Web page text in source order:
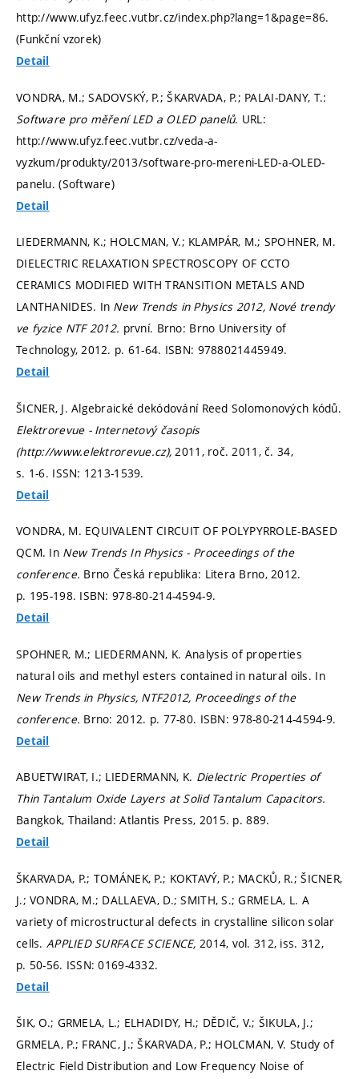
http://www.ufyz.feec.vutbr.cz/index.php?lang=1&page=86.
(Funkční vzorek)
Detail
VONDRA, M.; SADOVSKÝ, P.; ŠKARVADA, P.; PALAI-DANY, T.:
Software pro měření LED a OLED panelů. URL:
http://www.ufyz.feec.vutbr.cz/veda-a-
vyzkum/produkty/2013/software-pro-mereni-LED-a-OLED-
panelu. (Software)
Detail
LIEDERMANN, K.; HOLCMAN, V.; KLAMPÁR, M.; SPOHNER, M.
DIELECTRIC RELAXATION SPECTROSCOPY OF CCTO
CERAMICS MODIFIED WITH TRANSITION METALS AND
LANTHANIDES. In New Trends in Physics 2012, Nové trendy
ve fyzice NTF 2012. první. Brno: Brno University of
Technology, 2012. p. 61-64. ISBN: 9788021445949.
Detail
ŠICNER, J. Algebraické dekódování Reed Solomonových kódů.
Elektrorevue - Internetový časopis
(http://www.elektrorevue.cz), 2011, roč. 2011, č. 34,
s. 1-6. ISSN: 1213-1539.
Detail
VONDRA, M. EQUIVALENT CIRCUIT OF POLYPYRROLE-BASED
QCM. In New Trends In Physics - Proceedings of the
conference. Brno Česká republika: Litera Brno, 2012.
p. 195-198. ISBN: 978-80-214-4594-9.
Detail
SPOHNER, M.; LIEDERMANN, K. Analysis of properties
natural oils and methyl esters contained in natural oils. In
New Trends in Physics, NTF2012, Proceedings of the
conference. Brno: 2012. p. 77-80. ISBN: 978-80-214-4594-9.
Detail
ABUETWIRAT, I.; LIEDERMANN, K. Dielectric Properties of
Thin Tantalum Oxide Layers at Solid Tantalum Capacitors.
Bangkok, Thailand: Atlantis Press, 2015. p. 889.
Detail
ŠKARVADA, P.; TOMÁNEK, P.; KOKTAVÝ, P.; MACKŮ, R.; ŠICNER,
J.; VONDRA, M.; DALLAEVA, D.; SMITH, S.; GRMELA, L. A
variety of microstructural defects in crystalline silicon solar
cells. APPLIED SURFACE SCIENCE, 2014, vol. 312, iss. 312,
p. 50-56. ISSN: 0169-4332.
Detail
ŠIK, O.; GRMELA, L.; ELHADIDY, H.; DĚDIČ, V.; ŠIKULA, J.;
GRMELA, P.; FRANC, J.; ŠKARVADA, P.; HOLCMAN, V. Study of
Electric Field Distribution and Low Frequency Noise of